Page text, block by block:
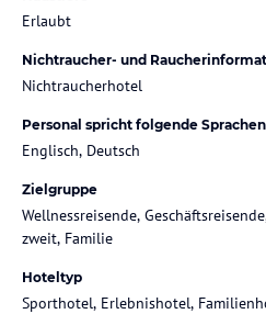
Erlaubt
Nichtraucher- und
Nichtraucherhotel
Personal spricht folgende Sprachen
Englisch, Deutsch
Zielgruppe
Wellnessreisende,
zweit, Familie
Hoteltyp
Sporthotel, Erlebnishotel,